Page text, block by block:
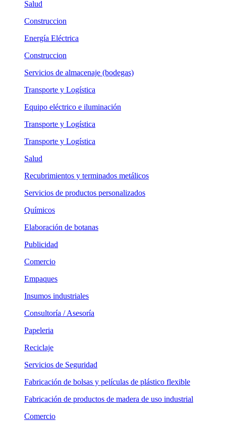
Salud
Construccion
Energía Eléctrica
Construccion
Servicios de almacenaje (bodegas)
Transporte y Logística
Equipo eléctrico e iluminación
Transporte y Logística
Transporte y Logística
Salud
Recubrimientos y terminados metálicos
Servicios de productos personalizados
Químicos
Elaboración de botanas
Publicidad
Comercio
Empaques
Insumos industriales
Consultoría / Asesoría
Papeleria
Reciclaje
Servicios de Seguridad
Fabricación de bolsas y películas de plástico flexible
Fabricación de productos de madera de uso industrial
Comercio